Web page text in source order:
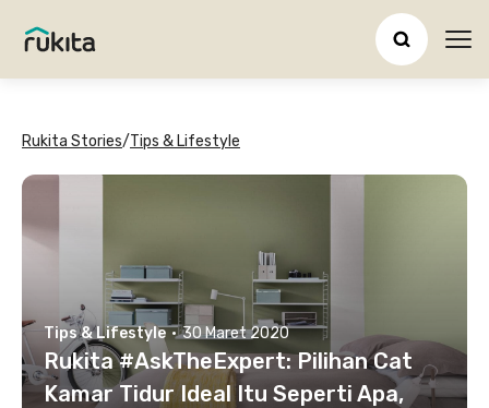
Rukita Stories/Tips & Lifestyle
Tips & Lifestyle · 30 Maret 2020
Rukita #AskTheExpert: Pilihan Cat
Kamar Tidur Ideal Itu Seperti Apa,